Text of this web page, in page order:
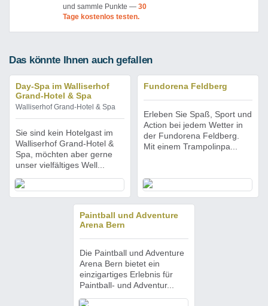
und sammle Punkte —30
Tage kostenlos testen.
Das könnte Ihnen auch gefallen
Day-Spa im Walliserhof
Grand-Hotel & Spa
Walliserhof Grand-Hotel & Spa
Sie sind kein Hotelgast im
Walliserhof Grand-Hotel &
Spa, möchten aber gerne
unser vielfältiges Well...
Fundorena Feldberg
Erleben Sie Spaß, Sport und
Action bei jedem Wetter in
der Fundorena Feldberg.
Mit einem Trampolinpa...
Paintball und Adventure
Arena Bern
Die Paintball und Adventure
Arena Bern bietet ein
einzigartiges Erlebnis für
Paintball- und Adventur...